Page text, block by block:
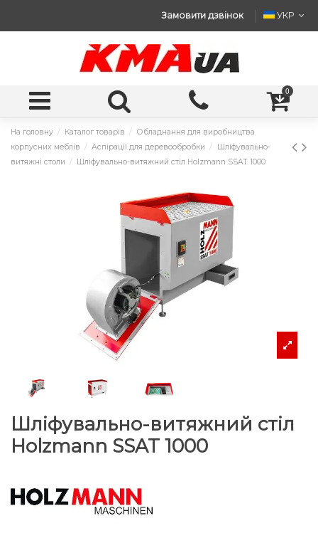
Замовити дзвінок УКР
0
На головну Каталог товарів
Обладнання для виробництва
корпусних меблів
Аспірації для деревообробки
Шліфувально-
витяжні столи
Шліфувально-витяжний стіл Holzmann SSAT 1000
Шліфувально-витяжний стіл
Holzmann SSAT 1000